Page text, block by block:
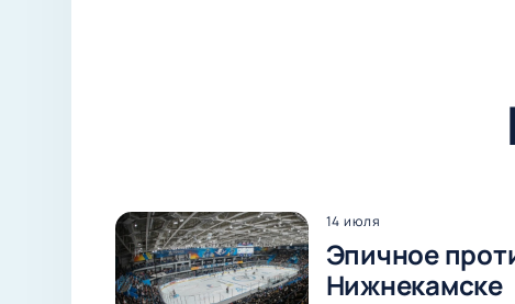
14 июля
Эпичное
Нижнекамске